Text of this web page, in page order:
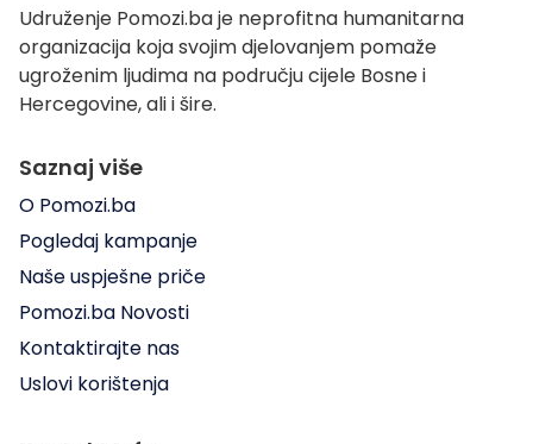
Udruženje Pomozi.ba je neprofitna humanitarna
organizacija koja svojim djelovanjem pomaže
ugroženim ljudima na području cijele Bosne i
Hercegovine, ali i šire.
Saznaj više
O Pomozi.ba
Pogledaj kampanje
Naše uspješne priče
Pomozi.ba Novosti
Kontaktirajte nas
Uslovi korištenja